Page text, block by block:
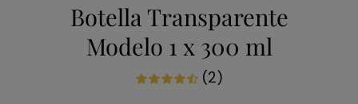
Botella Transparente
Modelo 1 x 300 ml
(2)